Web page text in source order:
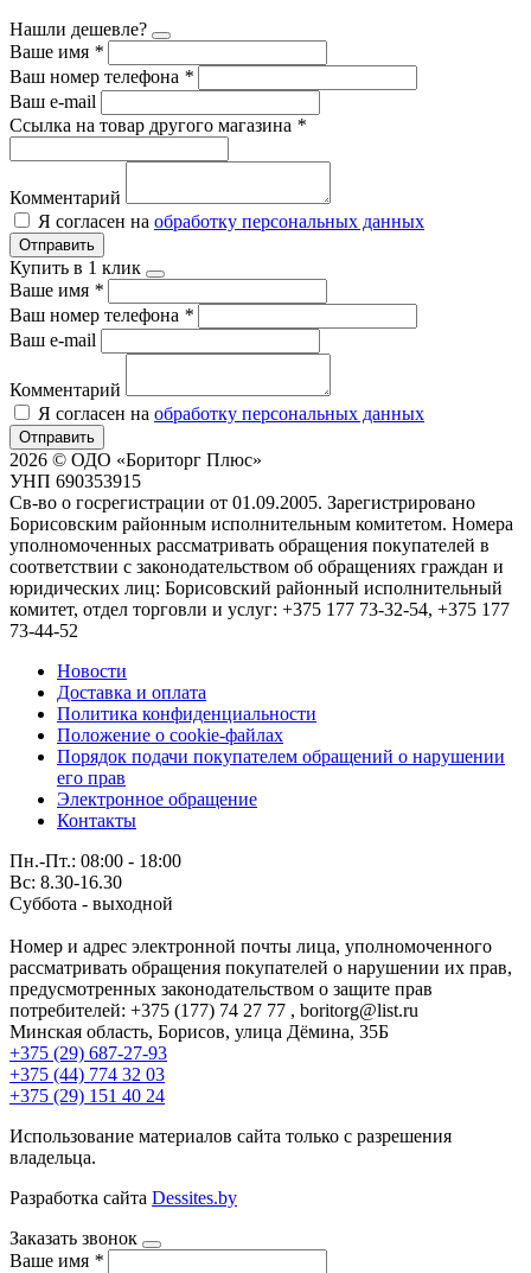
Нашли дешевле?
Ваше имя *
Ваш номер телефона *
Ваш e-mail
Ссылка на товар другого магазина *
Комментарий
Я согласен на обработку персональных данных
Отправить
Купить в 1 клик
Ваше имя *
Ваш номер телефона *
Ваш e-mail
Комментарий
Я согласен на обработку персональных данных
Отправить
2026 © ОДО «Бориторг Плюс»
УНП 690353915
Св-во о госрегистрации от 01.09.2005. Зарегистрировано
Борисовским районным исполнительным комитетом. Номера
уполномоченных рассматривать обращения покупателей в
соответствии с законодательством об обращениях граждан и
юридических лиц: Борисовский районный исполнительный
комитет, отдел торговли и услуг: +375 177 73-32-54, +375 177
73-44-52
Новости
Доставка и оплата
Политика конфиденциальности
Положение о cookie-файлах
Порядок подачи покупателем обращений о нарушении
его прав
Электронное обращение
Контакты
Пн.-Пт.: 08:00 - 18:00
Вс: 8.30-16.30
Суббота - выходной
Номер и адрес электронной почты лица, уполномоченного
рассматривать обращения покупателей о нарушении их прав,
предусмотренных законодательством о защите прав
потребителей: +375 (177) 74 27 77 , boritorg@list.ru
Минская область, Борисов, улица Дёмина, 35Б
+375 (29) 687-27-93
+375 (44) 774 32 03
+375 (29) 151 40 24
Использование материалов сайта только с разрешения
владельца.
Разработка сайта Dessites.by
Заказать звонок
Ваше имя *